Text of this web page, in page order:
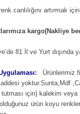
canlılığını artırmak
kargo(Nakliye
81 İl ve Yurt
Ürünlerimiz
yoktur.Sunta,Mdf
için) kalekim veya
ürün koyu